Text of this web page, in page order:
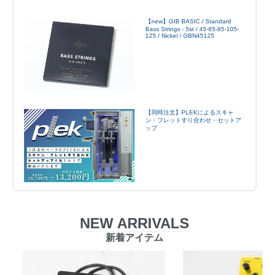
【new】GIB BASIC / Standard
Bass Strings - 5st / 45-65-85-105-
125 / Nickel / GBN45125
【同時注文】PLEKによるスキャ
ン・フレットすり合わせ・セットア
ップ
NEW ARRIVALS
新着アイテム